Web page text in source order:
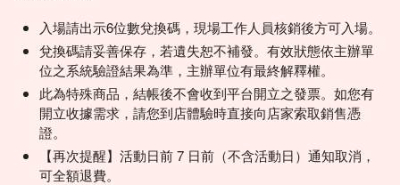
入場請出示6位數兌換碼，現場工作人員核銷後方可入場。
兌換碼請妥善保存，若遺失恕不補發。有效狀態依主辦單
位之系統驗證結果為準，主辦單位有最終解釋權。
此為特殊商品，結帳後不會收到平台開立之發票。如您有
開立收據需求，請您到店體驗時直接向店家索取銷售憑
證。
【再次提醒】活動日前 7 日前（不含活動日）通知取消，
可全額退費。